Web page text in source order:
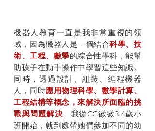
機器人教育一直是我非常重視的領
域，因為機器人是一個結合科學、技
術、工程、數學的綜合性學科，能幫
助孩子在動手操作中學習這些知識。
同時，透過設計、組裝、編程機器
人，同時應用物理科學、數學計算、
工程結構等概念，來解決所面臨的挑
戰與問題解決。我從CC徽徽3-4歲小
班開始，就到處帶她們參加不同的幼